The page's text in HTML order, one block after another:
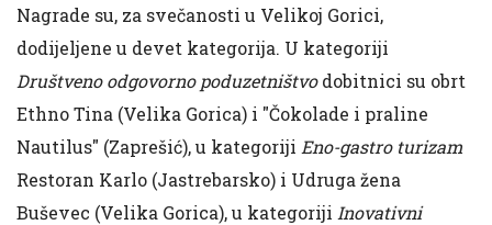
Nagrade su, za svečanosti u Velikoj Gorici,
dodijeljene u devet kategorija. U kategoriji
Društveno odgovorno poduzetništvodobitnici su obrt
Ethno Tina (Velika Gorica) i "Čokolade i praline
Nautilus" (Zaprešić), u kategoriji Eno-gastro turizam
Restoran Karlo (Jastrebarsko) i Udruga žena
Buševec (Velika Gorica), u kategoriji Inovativni